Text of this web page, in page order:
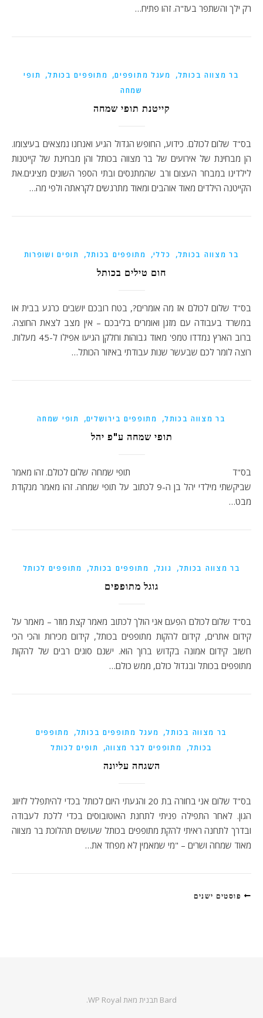
רק ילך והשתפר בעז"ה. זהו פתיח…
בר מצווה בכותל, מעגל מתופפים, מתופפים בכותל, תופי
שמחה
קייטנת תופי שמחה
בס"ד שלום לכולם. כידוע, החופש הגדול הגיע ואנחנו נמצאים בעיצומו.
הן מבחינת של אירועים של בר מצווה בכותל והן מבחינת של קייטנות
לילדינו במבחר העצום ורב שהמתנסים ובתי הספר השונים מציגים.את
הקייטנה הילדים מאוד אוהבים ומאוד מתרגשים לקראתה ולפי מה…
בר מצווה בכותל, כללי, מתופפים בכותל, תופים ושופרות
חום טילים בכותל
בס"ד שלום לכולם אז מה אומרים?, בטח רובכם יושבים כרגע בבית או
במשרד בעבודה עם מזגן ואומרים בליבכם – אין מצב לצאת החוצה.
ברוב הארץ נמדדו טמפ' מאוד גבוהות וחלקן הגיעו אפילו ל-45 מעלות.
רוצה לומר לכם שבעשר שנות עבודתי באיזור הכותל…
בר מצווה בכותל, מתופפים בירושלים, תופי שמחה
תופי שמחה ע"פ יהל
בס"ד תופי שמחה שלום לכולם. זהו מאמר
שביקשתי מילדי יהל בן ה-9 לכתוב על תופי שמחה. זהו מאמר מנקודת
מבט…
בר מצווה בכותל, גוגל, מתופפים בכותל, מתופפים לכותל
גוגל מתופפים
בס"ד שלום לכולם הפעם אני הולך לכתוב מאמר קצת מוזר – מאמר על
קידום אתרים, קידום להקות מתופפים בכותל, קידום מכירות והכי הכי
חשוב קידום אמונה בקדוש ברוך הוא. ישנם סוגים רבים של להקות
מתופפים בכותל ובגדול כולם, ממש כולם…
בר מצווה בכותל, מעגל מתופפים בכותל,
מתופפים
בכותל, מתופפים לבר מצווה, תופים לכותל
השגחה עליונה
בס"ד שלום אני בחורה בת 20 והגעתי היום לכותל בכדי להיתפלל לזיווג
הגון. לאחר התפילה פניתי לתחנת האוטובוסים בכדי ללכת לעבודה
ובדרך לתחנה ראיתי להקת מתופפים בכותל שעושים תהלוכת בר מצווה
מאוד שמחה ושרים – "מי שמאמין לא מפחד את…
פוסטים ישנים
Bard תבנית מאת WP Royal
.